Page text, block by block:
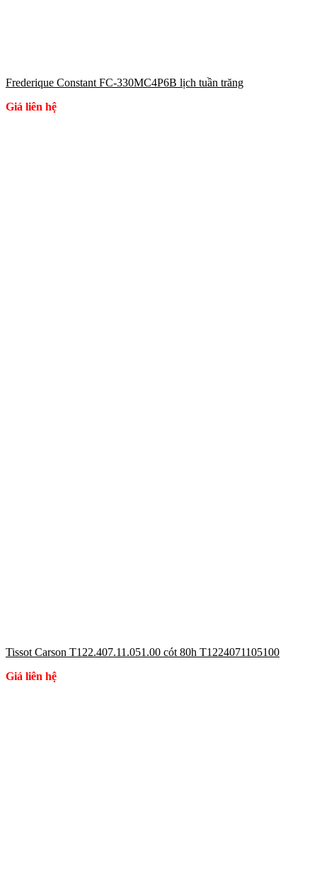
Frederique Constant FC-330MC4P6B lịch tuần trăng
Giá liên hệ
Tissot Carson T122.407.11.051.00 cót 80h T1224071105100
Giá liên hệ